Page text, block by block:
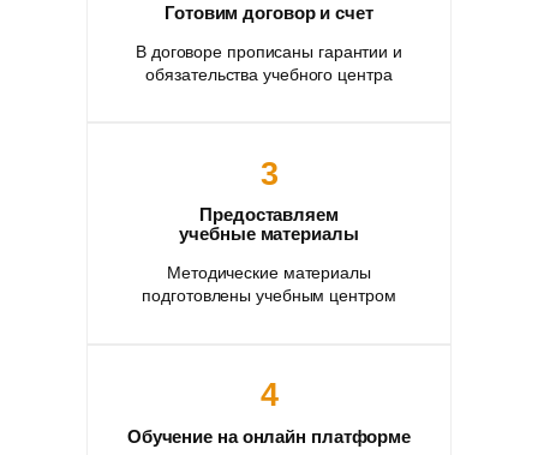
Готовим договор и счет
В договоре прописаны гарантии и
обязательства учебного центра
3
Предоставляем
учебные материалы
Методические материалы
подготовлены учебным центром
4
Обучение на онлайн платформе